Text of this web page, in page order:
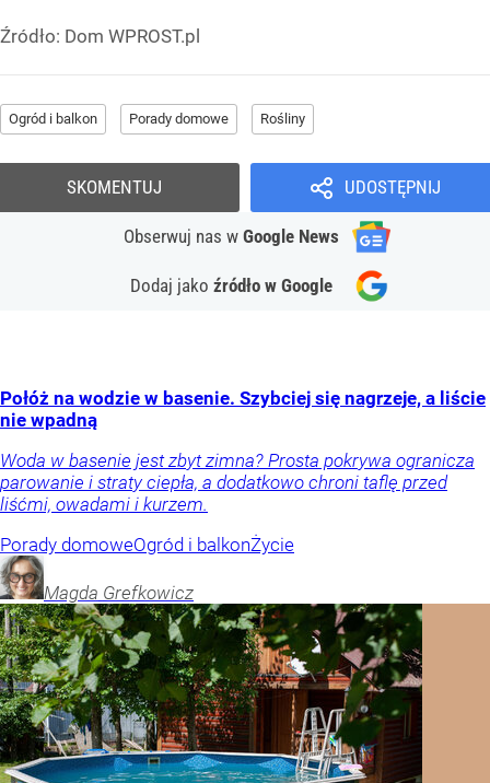
Źródło: Dom WPROST.pl
Ogród i balkon Porady domowe Rośliny
UDOSTĘPNIJ
Obserwuj nas w Google News
Dodaj jako źródło w Google
SKOMENTUJ
Połóż na wodzie w basenie. Szybciej się nagrzeje, a liście
nie wpadną
Woda w basenie jest zbyt zimna? Prosta pokrywa ogranicza
parowanie i straty ciepła, a dodatkowo chroni taflę przed
liśćmi, owadami i kurzem.
Porady domoweOgród i balkonŻycie
Magda Grefkowicz